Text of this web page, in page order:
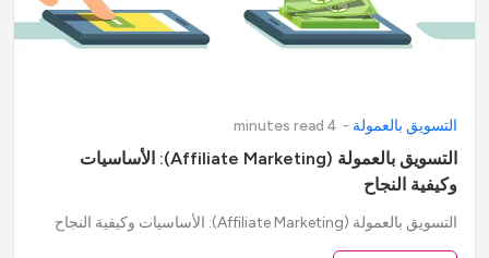
التسويق بالعمولة -
4
s read
التسويق بالعمولة (Affiliate Marketing): الأساسيات
وكيفية النجاح
التسويق بالعمولة (Affiliate Marketing): الأساسيات وكيفية النجاح